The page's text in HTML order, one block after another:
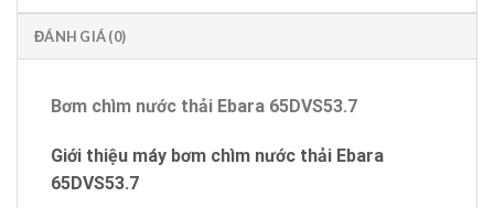
ĐÁNH GIÁ (0)
Bơm chìm nước thải Ebara 65DVS53.7
Giới thiệu máy bơm chìm nước thải Ebara
65DVS53.7